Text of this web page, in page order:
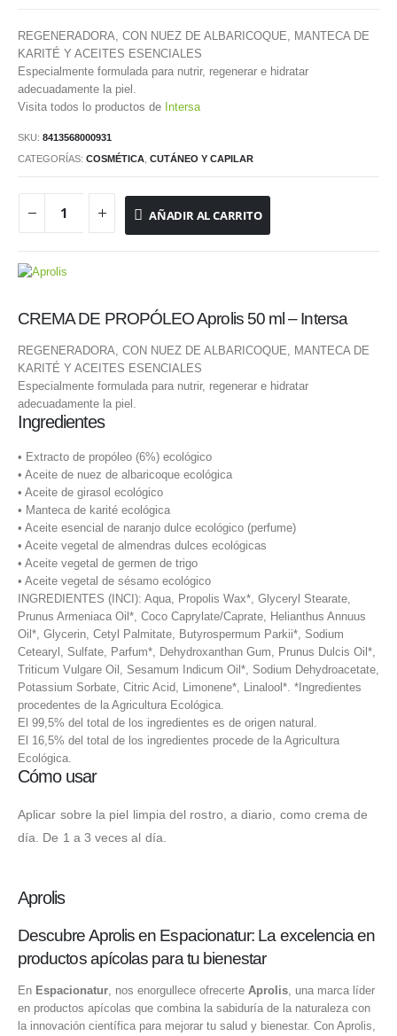
REGENERADORA, CON NUEZ DE ALBARICOQUE, MANTECA DE
KARITÉ Y ACEITES ESENCIALES
Especialmente formulada para nutrir, regenerar e hidratar
adecuadamente la piel.
Visita todos lo productos de Intersa
SKU: 8413568000931
CATEGORÍAS: COSMÉTICA CUTÁNEO Y CAPILAR
AÑADIR AL CARRITO
CREMA DE PROPÓLEO Aprolis 50 ml – Intersa
REGENERADORA, CON NUEZ DE ALBARICOQUE, MANTECA DE
KARITÉ Y ACEITES ESENCIALES
Especialmente formulada para nutrir, regenerar e hidratar
adecuadamente la piel.
Ingredientes
• Extracto de propóleo (6%) ecológico
• Aceite de nuez de albaricoque ecológica
• Aceite de girasol ecológico
• Manteca de karité ecológica
• Aceite esencial de naranjo dulce ecológico (perfume)
• Aceite vegetal de almendras dulces ecológicas
• Aceite vegetal de germen de trigo
• Aceite vegetal de sésamo ecológico
INGREDIENTES (INCI): Aqua, Propolis Wax*, Glyceryl Stearate,
Prunus Armeniaca Oil*, Coco Caprylate/Caprate, Helianthus Annuus
Oil*, Glycerin, Cetyl Palmitate, Butyrospermum Parkii*, Sodium
Cetearyl, Sulfate, Parfum*, Dehydroxanthan Gum, Prunus Dulcis Oil*,
Triticum Vulgare Oil, Sesamum Indicum Oil*, Sodium Dehydroacetate,
Potassium Sorbate, Citric Acid, Limonene*, Linalool*. *Ingredientes
procedentes de la Agricultura Ecológica.
El 99,5% del total de los ingredientes es de origen natural.
El 16,5% del total de los ingredientes procede de la Agricultura
Ecológica.
Cómo usar
Aplicar sobre la piel limpia del rostro, a diario, como crema de
día. De 1 a 3 veces al día.
Aprolis
Descubre Aprolis en Espacionatur: La excelencia en
productos apícolas para tu bienestar
En Espacionatur, nos enorgullece ofrecerte Aprolis, una marca líder
en productos apícolas que combina la sabiduría de la naturaleza con
la innovación científica para mejorar tu salud y bienestar. Con Aprolis,